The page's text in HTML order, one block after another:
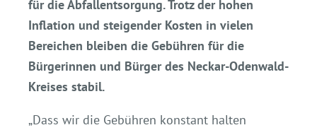
für die Abfallentsorgung. Trotz der hohen
Inflation und steigender Kosten in vielen
Bereichen bleiben die Gebühren für die
Bürgerinnen und Bürger des Neckar-Odenwald-
Kreises stabil.
„Dass wir die Gebühren konstant halten